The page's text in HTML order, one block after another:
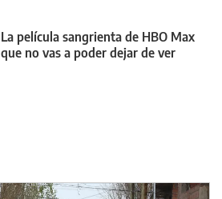
La película sangrienta de HBO Max
que no vas a poder dejar de ver